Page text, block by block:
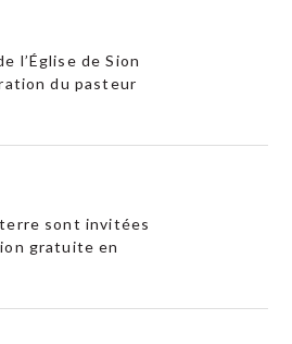
l’Église de Sion
du pasteur
sont invitées
gratuite en